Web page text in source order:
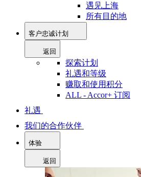
遇见上海
所有目的地
客户忠诚计划
返回
探索计划
礼遇和等级
赚取和使用积分
ALL - Accor+ 订阅
礼遇
我们的合作伙伴
体验
返回